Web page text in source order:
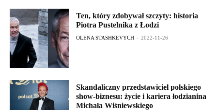
Ten, który zdobywał szczyty: historia
Piotra Pustelnika z Łodzi
OLENA STASHKEVYCH - 2022-11-26
Skandaliczny przedstawiciel polskiego
show-biznesu: życie i kariera łodzianina
Michała Wiśniewskiego